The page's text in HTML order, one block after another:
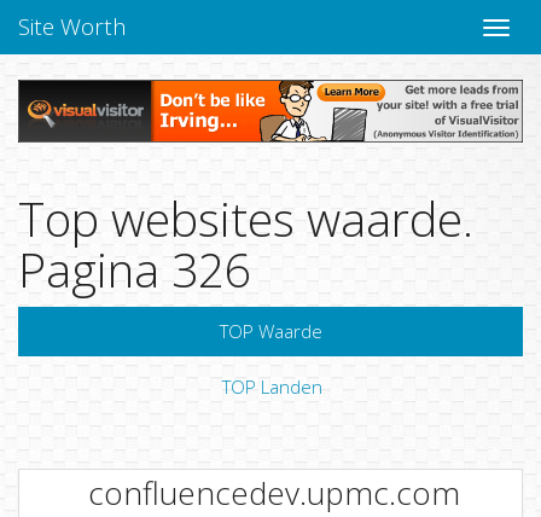
Site Worth
Top websites waarde.
Pagina 326
TOP Waarde
TOP Landen
confluencedev.upmc.com